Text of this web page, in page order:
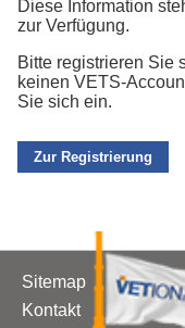
Diese Information
zur Verfügung.
Bitte registrieren Sie
keinen VETS-
Sie sich ein.
Zur Registrierung
Sitemap
Kontakt